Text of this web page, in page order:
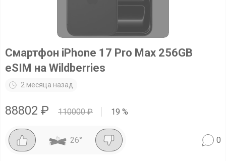
Смартфон iPhone 17 Pro Max 256GB
eSIM на Wildberries
2 месяца назад
88802 ₽ 110000₽ 19 %
26° 0